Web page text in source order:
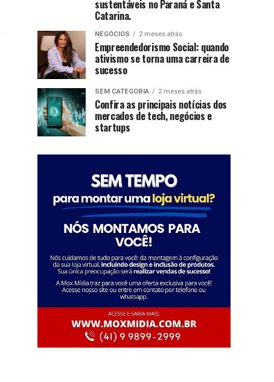
sustentáveis no Paraná e Santa
Catarina.
NEGÓCIOS 2 meses atrás
Empreendedorismo Social: quando
ativismo se torna uma carreira de
sucesso
SEM CATEGORIA 2 meses atrás
Confira as principais notícias dos
mercados de tech, negócios e
startups